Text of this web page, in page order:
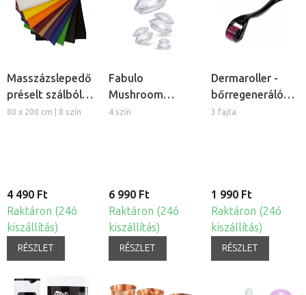
Masszázslepedő
préselt szálból,
5db
80 x 200 cm | 8 szín
4 490 Ft
Raktáron (24ó
kiszállítás)
RÉSZLET
Fabulo
Mushroom
gomba alakú
4 szín
6 990 Ft
Raktáron (24ó
kiszállítás)
RÉSZLET
Dermaroller -
bőrregeneráló
tűs henger
3 fajta
1 990 Ft
Raktáron (24ó
kiszállítás)
RÉSZLET